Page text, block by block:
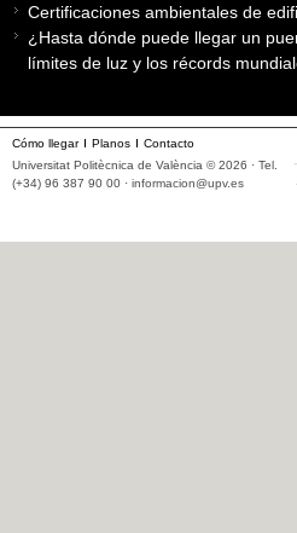
Certificaciones ambientales de
¿Hasta dónde puede llegar un
límites de luz y los récords
Cómo llegar Planos
Contacto
Universitat Politècnica de València © 2026 · Tel.
(+34) 96 387 90 00 · informacion@upv.es